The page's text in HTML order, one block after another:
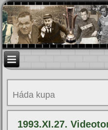
Háda kupa
1993.XI.27.